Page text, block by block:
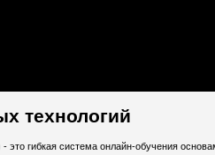
технологий
гибкая система онлайн-обучения